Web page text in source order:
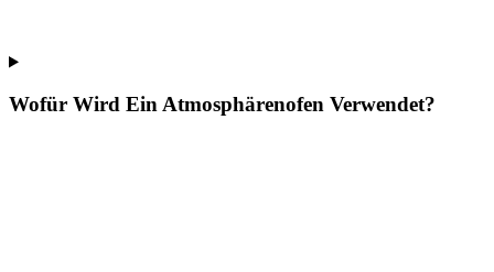
Wofür Wird Ein Atmosphärenofen Verwendet?